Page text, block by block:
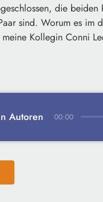
die beiden
sind. Worum es im
Kollegin Conni
Autoren 00:00